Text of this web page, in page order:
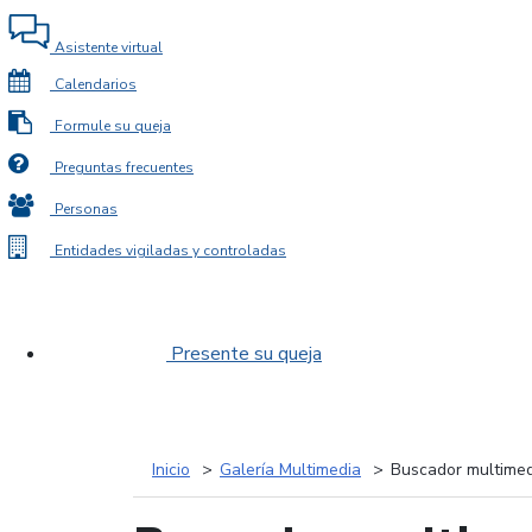
Asistente virtual
Calendarios
Formule su queja
Preguntas frecuentes
Personas
Entidades vigiladas y controladas
Presente su queja
Inicio Galería Multimedia Buscador